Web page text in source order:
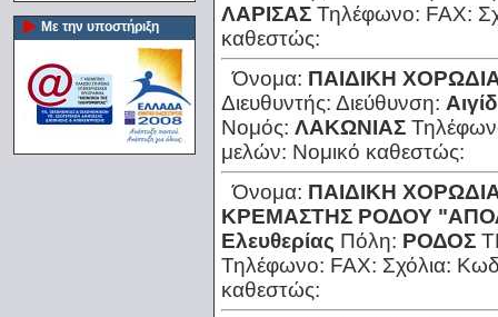
Με την υποστήριξη
ΛΑΡΙΣΑΣ Τηλέφωνο: FAX:
καθεστώς:
Όνομα: ΠΑΙΔΙΚΗ
Διευθυντής: Διεύθυνση:
Νομός: ΛΑΚΩΝΙΑΣ
μελών: Νομικό καθεστώς:
Όνομα: ΠΑΙΔΙΚΗ
ΚΡΕΜΑΣΤΗΣ ΡΟΔΟΥ
Ελευθερίας Πόλη: ΡΟΔΟΣ
Τηλέφωνο: FAX: Σχόλια:
καθεστώς: